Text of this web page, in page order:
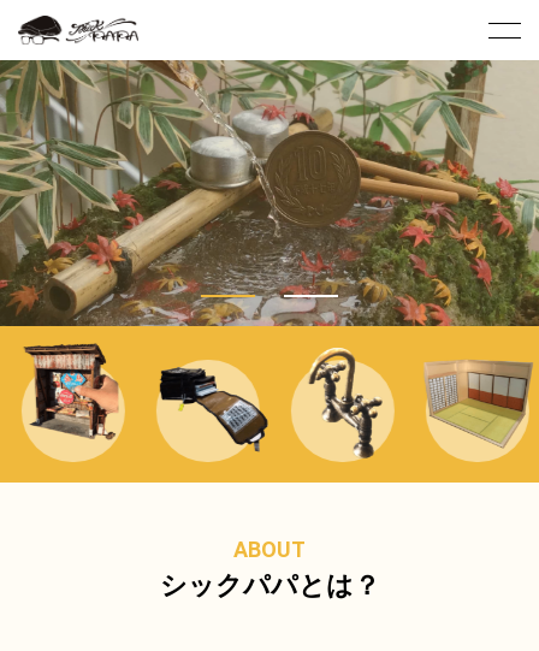
ABOUT
シックパパとは？